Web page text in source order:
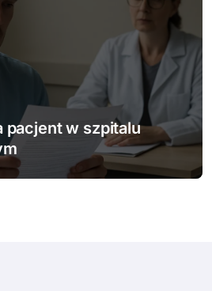
technologiczne
medycynę